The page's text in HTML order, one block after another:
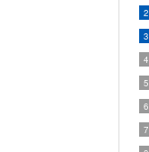
2
3
4
5
6
7